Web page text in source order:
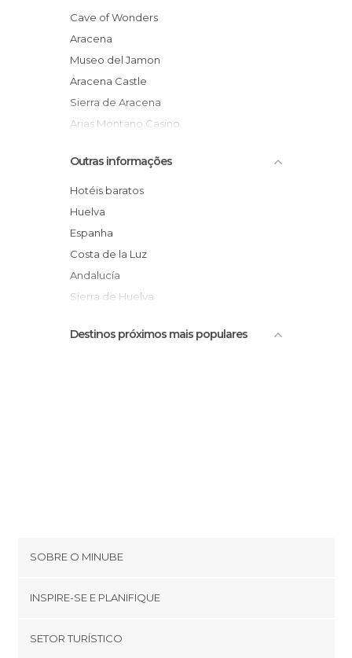
Informação Turística em Aracena
Lojas em Aracena
Monumentos Históricos em Aracena
Museus em Aracena
Reservas Naturais em Aracena
Cave of Wonders
Aracena
Museo del Jamon
Aracena Castle
Sierra de Aracena
Arias Montano Casino
Actividades de Aventura en Aracena
Aracena Town Hall
Monte Robledo
Aracena Rural House
Car washes in the municipality
Outras informações
Hotéis baratos
Huelva
Espanha
Costa de la Luz
Andalucía
Sierra de Huelva
Destinos próximos mais populares
SOBRE O MINUBE
Términos e Condições
INSPIRE-SE E PLANIFIQUE
footer@item_discovertips_anchor
SETOR TURÍSTICO